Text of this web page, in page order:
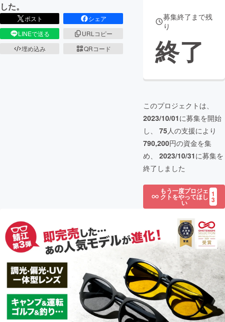
した。
ポスト
シェア
LINEで送る
URLコピー
埋め込み
QRコード
募集終了まで残
り
終了
このプロジェクトは、
2023/10/01に募集を開始
し、 75人の支援により
790,200円の資金を集
め、 2023/10/31に募集を
終了しました
もう一度プロジェ
クトをやってほし
い
1
3